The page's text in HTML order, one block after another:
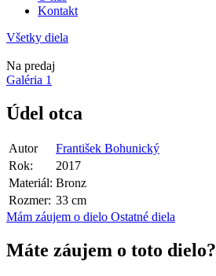
Kontakt
Všetky diela
Na predaj
Galéria 1
Údel otca
Autor
František Bohunický
Rok:
2017
Materiál: Bronz
Rozmer: 33 cm
Mám záujem o dielo Ostatné diela
Máte záujem o toto dielo?